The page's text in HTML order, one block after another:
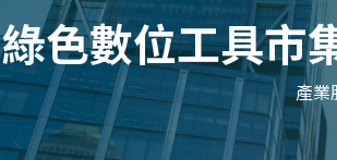
綠色數位工具市
產業